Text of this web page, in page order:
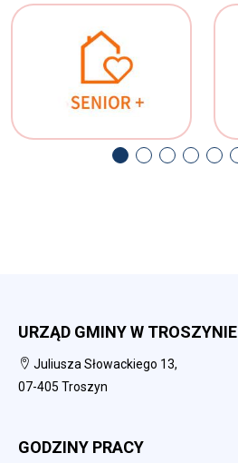
URZĄD GMINY W TROSZYNIE
Juliusza Słowackiego 13,
07-405 Troszyn
GODZINY PRACY